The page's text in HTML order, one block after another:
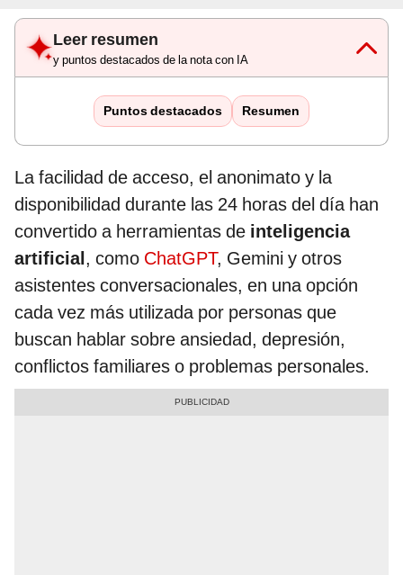
Leer resumen
y puntos destacados de la nota con IA
Puntos destacados Resumen
La facilidad de acceso, el anonimato y la
disponibilidad durante las 24 horas del día han
convertido a herramientas de inteligencia
artificial, como ChatGPT, Gemini y otros
asistentes conversacionales, en una opción
cada vez más utilizada por personas que
buscan hablar sobre ansiedad, depresión,
conflictos familiares o problemas personales.